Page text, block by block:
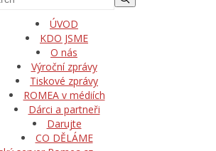
ÚVOD
KDO JSME
O nás
Výroční zprávy
Tiskové zprávy
ROMEA v médiích
Dárci a partneři
Darujte
CO DĚLÁME